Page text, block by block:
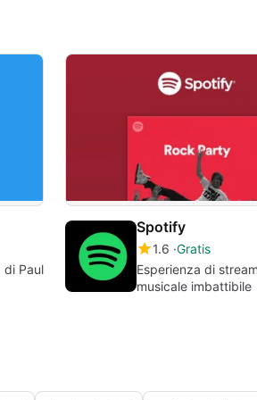
di Paul
Spotify
1.6 Gratis
Esperienza di
musicale imbattibile